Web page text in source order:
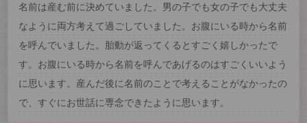
名前は産む前に決めていました。男の子でも女の子でも大丈夫
なように両方考えて過ごしていました。お腹にいる時から名前
を呼んでいました。胎動が返ってくるとすごく嬉しかったで
す。お腹にいる時から名前を呼んであげるのはすごくいいよう
に思います。産んだ後に名前のことで考えることがなかったの
で、すぐにお世話に専念できたように思います。